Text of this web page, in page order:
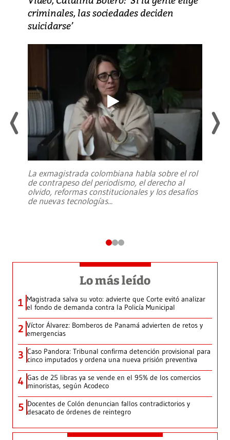
criminales, las sociedades deciden
suicidarse’
La exmagistrada colombiana habla sobre el rol
de contrapeso del periodismo, el derecho al
olvido, reformas constitucionales y los desafíos
de nuevas tecnologías...
Lo más leído
1 Magistrada salva su voto: advierte que Corte evitó analizar
el fondo de demanda contra la Policía Municipal
2 Víctor Álvarez: Bomberos de Panamá advierten de retos y
emergencias
3 Caso Pandora: Tribunal confirma detención provisional para
cinco imputados y ordena una nueva prisión preventiva
4 Gas de 25 libras ya se vende en el 95% de los comercios
minoristas, según Acodeco
5 Docentes de Colón denuncian fallos contradictorios y
desacato de órdenes de reintegro